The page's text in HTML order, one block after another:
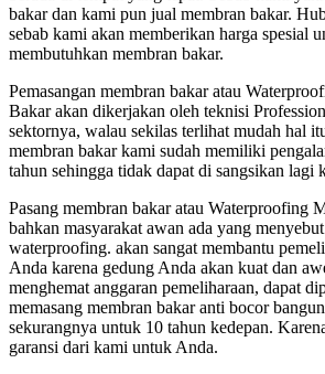
bakar dan kami pun jual membran bakar.
sebab kami akan memberikan harga spesial
membutuhkan membran bakar.
Pemasangan membran bakar atau
Bakar akan dikerjakan oleh teknisi
sektornya, walau sekilas terlihat mudah hal
membran bakar kami sudah memiliki
tahun sehingga tidak dapat di sangsikan lagi
Pasang membran bakar atau Waterproofing
bahkan masyarakat awan ada yang
waterproofing. akan sangat membantu
Anda karena gedung Anda akan kuat dan
menghemat anggaran pemeliharaan, dapat
memasang membran bakar anti bocor
sekurangnya untuk 10 tahun kedepan.
garansi dari kami untuk Anda.